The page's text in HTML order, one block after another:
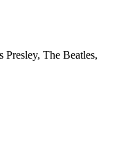
Presley, The Beatles,